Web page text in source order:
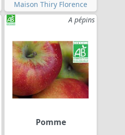
Maison Thiry Florence
A pépins
Pomme